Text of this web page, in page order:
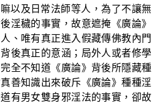
以及日常法師等人，為了不讓無
淫穢的事實，故意遮掩《廣論》
、唯有真正進入假藏傳佛教內門
後真正的意涵；局外人或者修學
全不知道《廣論》背後所隱藏種
善知識出來破斥《廣論》種種淫
有男女雙身邪淫法的事實，卻故